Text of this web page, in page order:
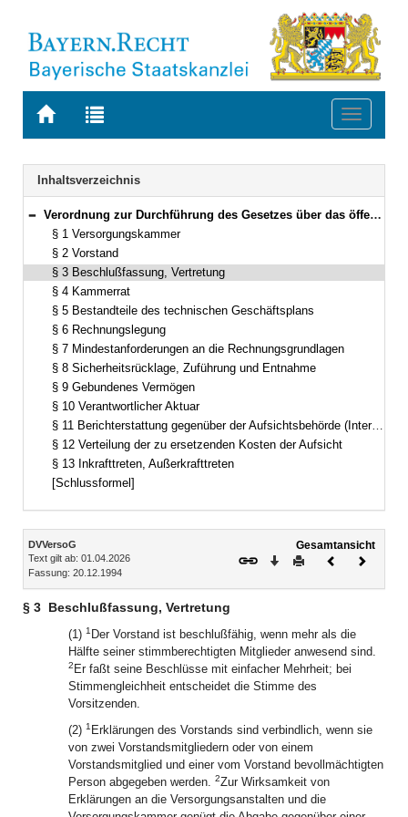
Zur
BAYERN.RECHT
Zur
letzten
Suche
Toggle
Navigation
Inhaltsverzeichnis
Bereich reduzieren
Verordnung zur Durchführung des Gesetzes über das öffentliche Versorgungswesen (DVVersoG) Vom 20. Dezember 1994 (GVBl. S. 1083) BayRS 763-1-1-I (§§ 1–13)
§ 1 Versorgungskammer
§ 2 Vorstand
§ 3 Beschlußfassung, Vertretung
§ 4 Kammerrat
§ 5 Bestandteile des technischen Geschäftsplans
§ 6 Rechnungslegung
§ 7 Mindestanforderungen an die Rechnungsgrundlagen
§ 8 Sicherheitsrücklage, Zuführung und Entnahme
§ 9 Gebundenes Vermögen
§ 10 Verantwortlicher Aktuar
§ 11 Berichterstattung gegenüber der Aufsichtsbehörde (Interne Rechnungslegung)
§ 12 Verteilung der zu ersetzenden Kosten der Aufsicht
§ 13 Inkrafttreten, Außerkrafttreten
[Schlussformel]
Inhalt
DVVersoG
Text gilt ab: 01.04.2026
Fassung: 20.12.1994
Gesamtansicht
Download
DruckenVorheriges
§ 3 Beschlußfassung, Vertretung
(1) 1 Der Vorstand ist beschlußfähig, wenn mehr als die
Hälfte seiner stimmberechtigten Mitglieder anwesend sind.
2 Er faßt seine Beschlüsse mit einfacher Mehrheit; bei
Stimmengleichheit entscheidet die Stimme des
Vorsitzenden.
(2) 1 Erklärungen des Vorstands sind verbindlich, wenn sie
von zwei Vorstandsmitgliedern oder von einem
Vorstandsmitglied und einer vom Vorstand bevollmächtigten
Person abgegeben werden. 2Zur Wirksamkeit von
Erklärungen an die Versorgungsanstalten und die